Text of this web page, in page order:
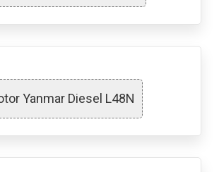
Yanmar Diesel L48N